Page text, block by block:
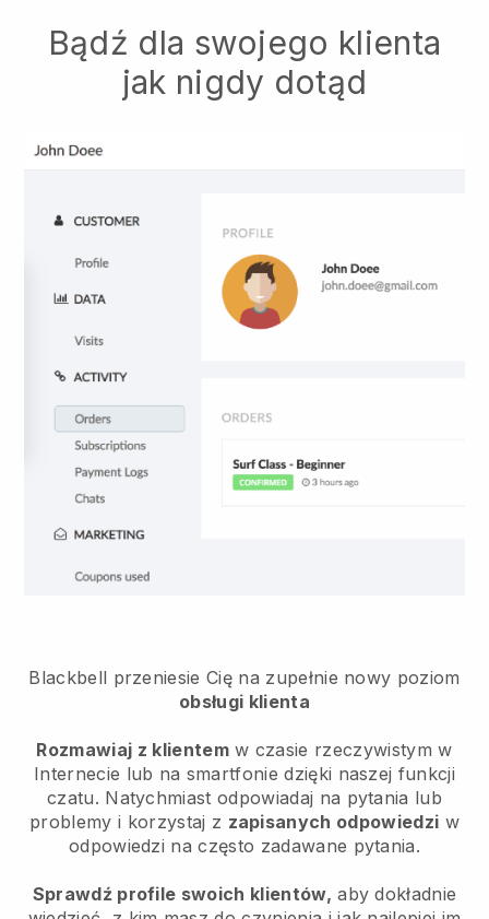
Bądź dla swojego klienta
jak nigdy dotąd
Blackbell przeniesie Cię na zupełnie nowy poziom
obsługi klienta
Rozmawiaj z klientemw czasie rzeczywistym w
Internecie lub na smartfonie dzięki naszej funkcji
czatu. Natychmiast odpowiadaj na pytania lub
problemy i korzystaj z zapisanych odpowiedzi w
odpowiedzi na często zadawane pytania.
Sprawdź profile swoich klientów, aby dokładnie